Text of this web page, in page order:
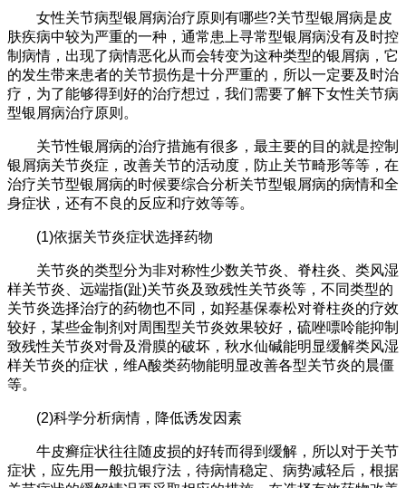
女性关节病型银屑病治疗原则有哪些?关节型银屑病是皮
肤疾病中较为严重的一种，通常患上寻常型银屑病没有及时控
制病情，出现了病情恶化从而会转变为这种类型的银屑病，它
的发生带来患者的关节损伤是十分严重的，所以一定要及时治
疗，为了能够得到好的治疗想过，我们需要了解下女性关节病
型银屑病治疗原则。
关节性银屑病的治疗措施有很多，最主要的目的就是控制
银屑病关节炎症，改善关节的活动度，防止关节畸形等等，在
治疗关节型银屑病的时候要综合分析关节型银屑病的病情和全
身症状，还有不良的反应和疗效等等。
(1)依据关节炎症状选择药物
关节炎的类型分为非对称性少数关节炎、脊柱炎、类风湿
样关节炎、远端指(趾)关节炎及致残性关节炎等，不同类型的
关节炎选择治疗的药物也不同，如羟基保泰松对脊柱炎的疗效
较好，某些金制剂对周围型关节炎效果较好，硫唑嘌呤能抑制
致残性关节炎对骨及滑膜的破坏，秋水仙碱能明显缓解类风湿
样关节炎的症状，维A酸类药物能明显改善各型关节炎的晨僵
等。
(2)科学分析病情，降低诱发因素
牛皮癣症状往往随皮损的好转而得到缓解，所以对于关节
症状，应先用一般抗银疗法，待病情稳定、病势减轻后，根据